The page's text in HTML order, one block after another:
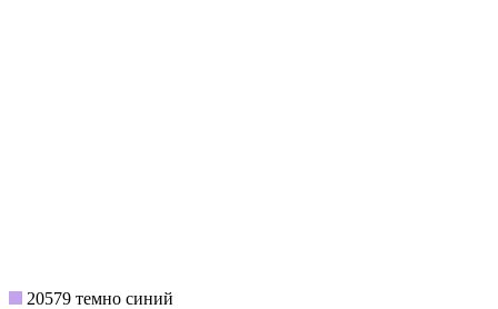
20579 темно синий